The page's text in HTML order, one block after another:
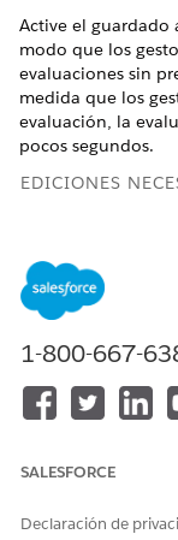
Active el guardado
modo que los
evaluaciones sin
medida que los
evaluación, la
pocos segundos.
EDICIONES
Disponible en:
Para trabajar con
evaluaciones:
ingrese
cuidados
1-800-667-
SALESFORCE
Declaración de